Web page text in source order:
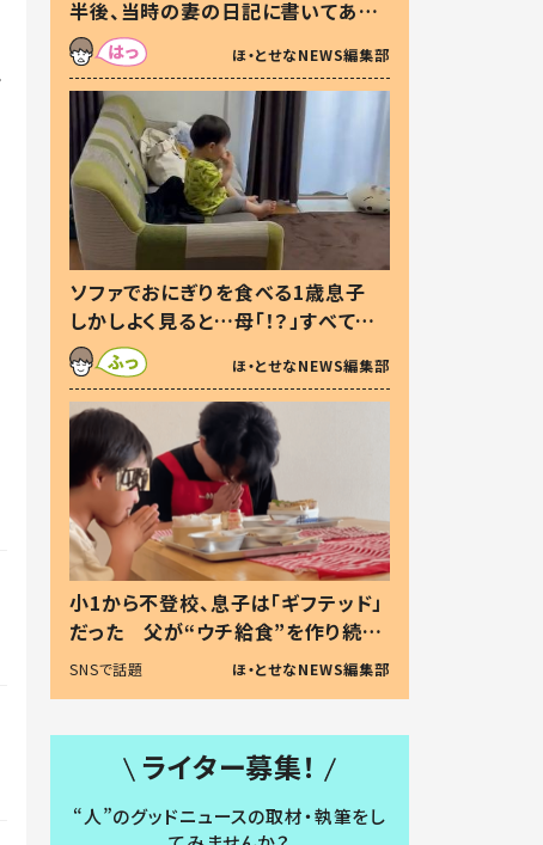
半後、当時の妻の日記に書いてあっ
た本音とは
ほ・とせなNEWS編集部
ソファでおにぎりを食べる1歳息子
しかしよく見ると…母「！？」すべてを
察した母の投稿に「可愛いから許
す！」「現行犯〜」
ほ・とせなNEWS編集部
小1から不登校、息子は「ギフテッド」
だった 父が“ウチ給食”を作り続け
る理由とは #令和の親 #令和の子
SNSで話題 ほ・とせなNEWS編集部
ライター募集！
“人”のグッドニュースの取材・執筆をし